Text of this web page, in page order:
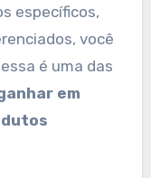
específicos,
você
é uma das
em